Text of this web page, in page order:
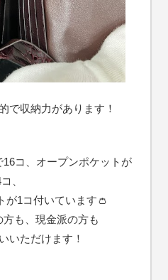
で収納力があります！
コ、オープンポケットが
、
が1コ付いています👛
も、現金派の方も
いただけます！